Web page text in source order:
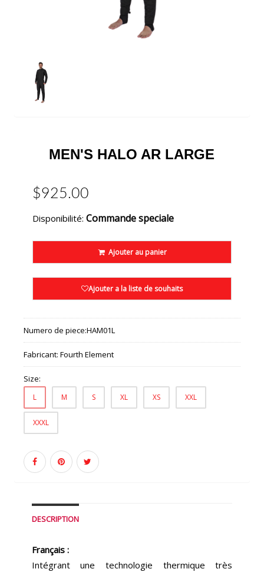
MEN'S HALO AR LARGE
$925.00
Disponibilité: Commande speciale
Ajouter au panier
Ajouter a la liste de souhaits
Numero de piece:HAM01L
Fabricant: Fourth Element
Size:
L M S XL XS XXL
XXXL
DESCRIPTION
Français :
Intégrant une technologie thermique très